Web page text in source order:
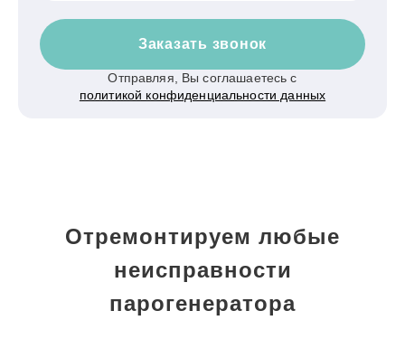
Заказать звонок
Отправляя, Вы соглашаетесь с
политикой конфиденциальности данных
Отремонтируем любые
неисправности
парогенератора